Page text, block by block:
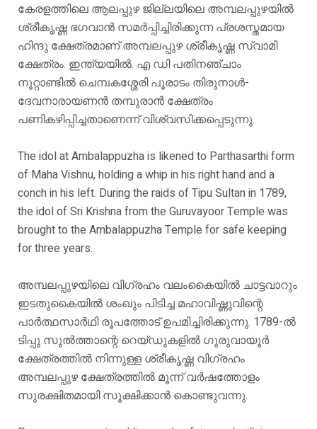
കേരളത്തിലെ ആലപ്പുഴ ജില്ലയിലെ അമ്പലപ്പുഴയിൽ
ശ്രീകൃഷ്ണ ഭഗവാൻ സമർപ്പിച്ചിരിക്കുന്ന പ്രശസ്തമായ
ഹിന്ദു ക്ഷേത്രമാണ് അമ്പലപ്പുഴ ശ്രീകൃഷ്ണ സ്വാമി
ക്ഷേത്രം. ഇന്ത്യയിൽ. എ ഡി പതിനഞ്ചാം
നൂറ്റാണ്ടിൽ ചെമ്പകശ്ശേരി പൂരാടം തിരുനാൾ-
ദേവനാരായണൻ തമ്പുരാൻ ക്ഷേത്രം
പണികഴിപ്പിച്ചതാണെന്ന് വിശ്വസിക്കപ്പെടുന്നു.
The idol at Ambalappuzha is likened to Parthasarthi form
of Maha Vishnu, holding a whip in his right hand and a
conch in his left. During the raids of Tipu Sultan in 1789,
the idol of Sri Krishna from the Guruvayoor Temple was
brought to the Ambalappuzha Temple for safe keeping
for three years.
അമ്പലപ്പുഴയിലെ വിഗ്രഹം വലംകൈയിൽ ചാട്ടവാറും
ഇടതുകൈയിൽ ശംഖും പിടിച്ച മഹാവിഷ്ണുവിന്റെ
പാർത്ഥസാർഥി രൂപത്തോട് ഉപമിച്ചിരിക്കുന്നു. 1789-ൽ
ടിപ്പു സുൽത്താന്റെ റെയ്ഡുകളിൽ ഗുരുവായൂർ
ക്ഷേത്രത്തിൽ നിന്നുള്ള ശ്രീകൃഷ്ണ വിഗ്രഹം
അമ്പലപ്പുഴ ക്ഷേത്രത്തിൽ മൂന്ന് വർഷത്തോളം
സുരക്ഷിതമായി സൂക്ഷിക്കാൻ കൊണ്ടുവന്നു.